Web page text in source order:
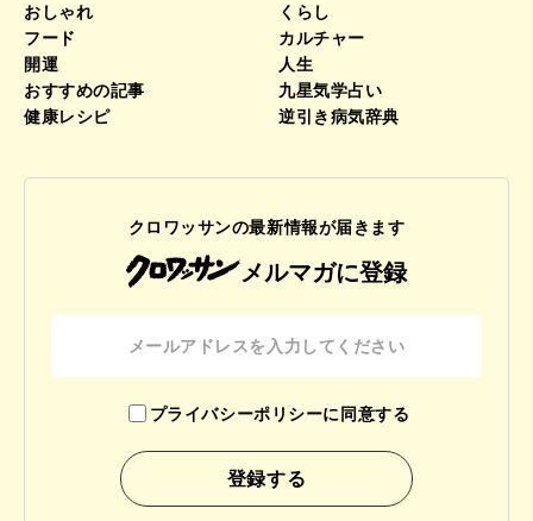
おしゃれ
くらし
フード
カルチャー
開運
人生
おすすめの記事
九星気学占い
健康レシピ
逆引き病気辞典
クロワッサンの最新情報が届きます
メルマガに登録
プライバシーポリシーに同意する